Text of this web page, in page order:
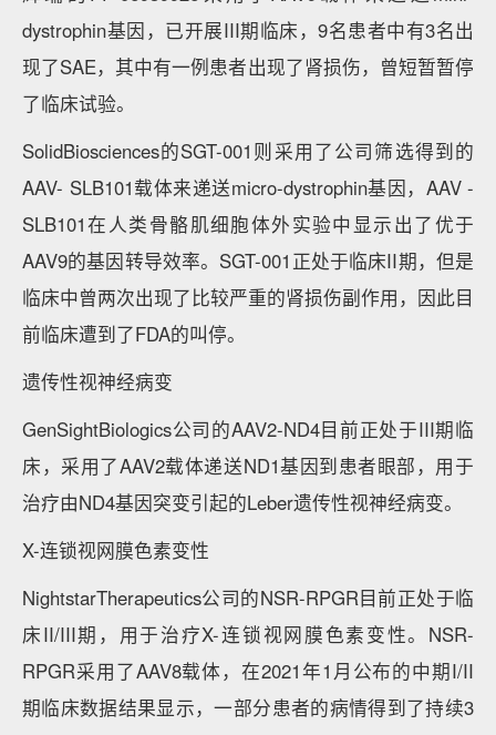
dystrophin基因，已开展III期临床，9名患者中有3名出
现了SAE，其中有一例患者出现了肾损伤，曾短暂暂停
了临床试验。
SolidBiosciences的SGT-001则采用了公司筛选得到的
AAV- SLB101载体来递送micro-dystrophin基因，AAV -
SLB101在人类骨骼肌细胞体外实验中显示出了优于
AAV9的基因转导效率。SGT-001正处于临床II期，但是
临床中曾两次出现了比较严重的肾损伤副作用，因此目
前临床遭到了FDA的叫停。
遗传性视神经病变
GenSightBiologics公司的AAV2-ND4目前正处于III期临
床，采用了AAV2载体递送ND1基因到患者眼部，用于
治疗由ND4基因突变引起的Leber遗传性视神经病变。
X-连锁视网膜色素变性
NightstarTherapeutics公司的NSR-RPGR目前正处于临
床II/III期，用于治疗X-连锁视网膜色素变性。NSR-
RPGR采用了AAV8载体，在2021年1月公布的中期I/II
期临床数据结果显示，一部分患者的病情得到了持续3